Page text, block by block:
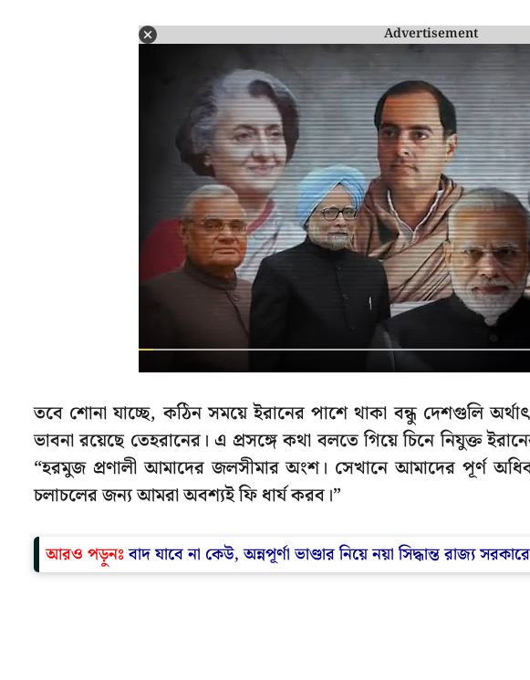
Advertisement
তবে শোনা যাচ্ছে, কঠিন সময়ে ইরানের পাশে থাকা বন্ধু দেশগুলি
ভাবনা রয়েছে তেহরানের। এ প্রসঙ্গে কথা বলতে গিয়ে চিনে নিযুক্ত
“হরমুজ প্রণালী আমাদের জলসীমার অংশ। সেখানে আমাদের পূর্ণ
চলাচলের জন্য আমরা অবশ্যই ফি ধার্য করব।”
আরও পড়ুনঃবাদ যাবে না কেউ, অন্নপূর্ণা ভাণ্ডার নিয়ে নয়া সিদ্ধান্ত রাজ্য